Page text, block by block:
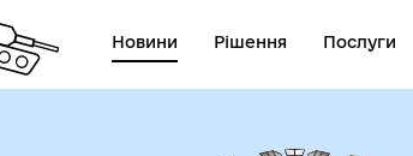
Новини Рішення Послуги